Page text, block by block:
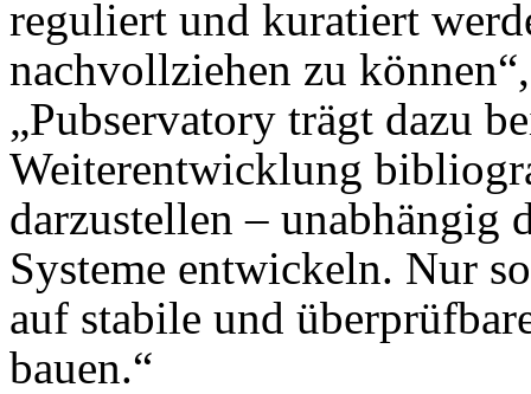
reguliert und kuratiert
nachvollziehen zu
„Pubservatory trägt dazu
Weiterentwicklung
darzu­stellen – unabhängig
Systeme entwickeln. Nur
auf stabile und
bauen.“